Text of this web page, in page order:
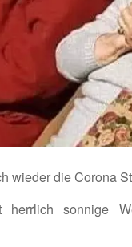
wieder die Corona
herrlich sonnige